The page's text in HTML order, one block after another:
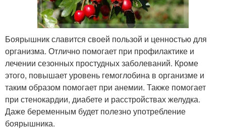
Боярышник славится своей пользой и ценностью для
организма. Отлично помогает при профилактике и
лечении сезонных простудных заболеваний. Кроме
этого, повышает уровень гемоглобина в организме и
таким образом помогает при анемии. Также помогает
при стенокардии, диабете и расстройствах желудка.
Даже беременным будет полезно употребление
боярышника.